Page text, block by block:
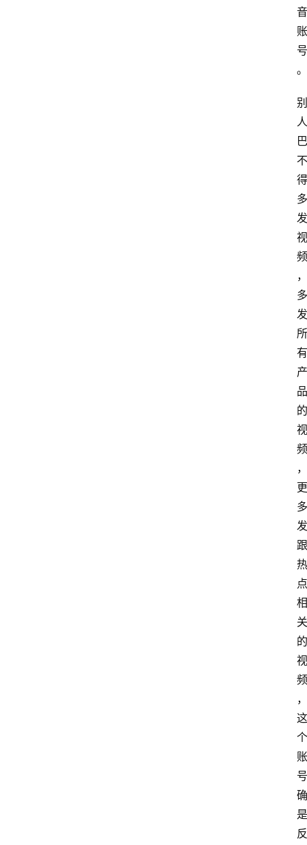
音
账
号
。
别
人
巴
不
得
多
发
视
频
，
多
发
所
有
产
品
的
视
频
，
更
多
发
跟
热
点
相
关
的
视
频
，
这
个
账
号
确
是
反